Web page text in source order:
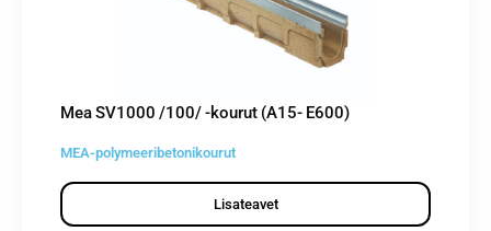
Mea SV1000 /100/ -kourut (A15- E600)
MEA-polymeeribetonikourut
Lisateavet